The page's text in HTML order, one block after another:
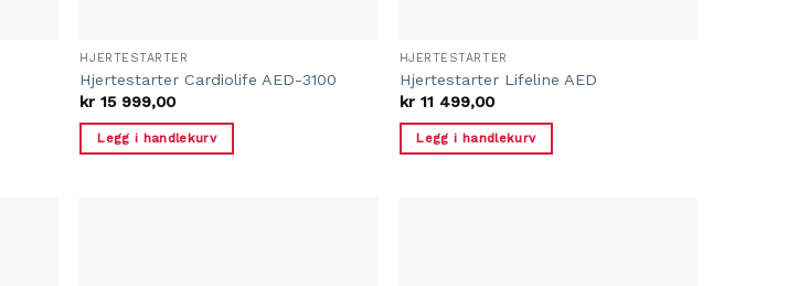
HJERTESTARTER
Hjertestarter Cardiolife AED-3100
kr 15 999,00
Legg i handlekurv
HJERTESTARTER
Hjertestarter Lifeline AED
kr11 499,00
Legg i handlekurv